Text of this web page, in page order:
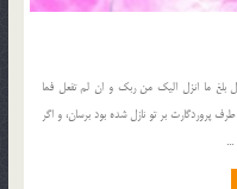
بلغ ما انزل اليك من ربك و ان لم تفعل فما
66) اى پيامبر، آنچه از طرف پروردگارت بر تو نازل شده بود برسان، و اگر